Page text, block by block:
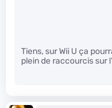
Tiens, sur Wii U ça
plein de raccourcis sur